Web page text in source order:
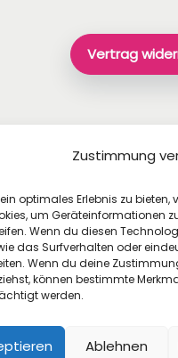
Zustimmung
optimales Erlebnis zu bieten,
um Geräteinformationen
Wenn du diesen
das Surfverhalten oder
Wenn du deine
können bestimmte
werden.
Ablehnen
Vertrag